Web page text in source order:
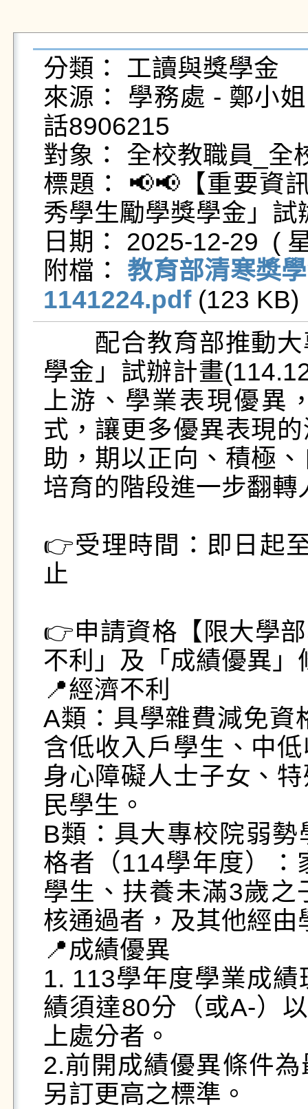
分類： 工讀與獎學金
來源： 學務處 - 鄭小
話8906215
對象： 全校教職員_全
標題： 📢📢【重要資
秀學生勵學獎學金」
日期： 2025-12-29  (
附檔： 教育部清寒獎
1141224.pdf (123
配合教育部推動大
學金」試辦計畫
上游、學業表現優異
式，讓更多優異表現
助，期以正向、積極
培育的階段進一步翻
👉受理時間：即日起
止
👉申請資格【限大學
不利」及「成績優異」
📍經濟不利
A類：具學雜費減免資
含低收入戶學生、中
身心障礙人士子女、
民學生。
B類：具大專校院弱
格者（114學年度）
學生、扶養未滿3歲
核通過者，及其他經
📍成績優異
1. 113學年度學業成
績須達80分（或A-）
上處分者。
2.前開成績優異條件
另訂更高之標準。